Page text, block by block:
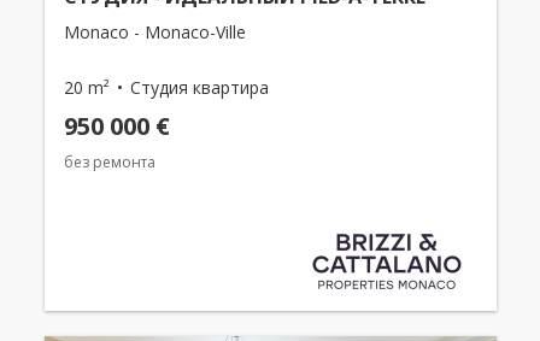
Monaco - Monaco-Ville
20 m² Студия квартира
950 000 €
без ремонта